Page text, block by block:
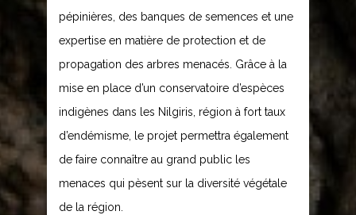
pépinières, des banques de semences et une
expertise en matière de protection et de
propagation des arbres menacés. Grâce à la
mise en place d’un conservatoire d’espèces
indigènes dans les Nilgiris, région à fort taux
d’endémisme, le projet permettra également
de faire connaître au grand public les
menaces qui pèsent sur la diversité végétale
de la région.